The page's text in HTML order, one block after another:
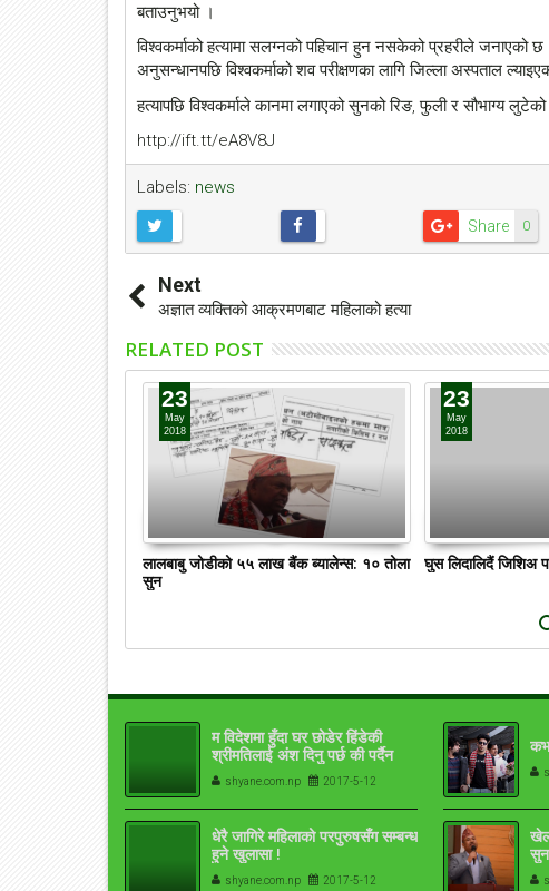
बताउनुभयो ।
विश्वकर्माको हत्यामा सलग्नको पहिचान हुन नसकेको प्रहरीले
अनुसन्धानपछि विश्वकर्माको शव परीक्षणका लागि जिल्ला अस्पताल
हत्यापछि विश्वकर्माले कानमा लगाएको सुनको रिङ, फुली र सौभाग्य
http://ift.tt/eA8V8J
Labels: news
0
Share
Next
अज्ञात व्यक्तिको आक्रमणबाट महिलाको हत्या
RELATED POST
23
May
2018
लालबाबु जोडीको ५५ लाख बैंक ब्यालेन्स: १० तोला
सुन
23
May
2018
घुस लिदालिदैं जिशिअ
म विदेशमा हुँदा घर छोडेर हिंडेकी
श्रीमतिलाई अंश दिनु पर्छ की पर्दैन
shyane.com.np 2017-5-12
धेरै जागिरे महिलाको परपुरुषसँग सम्बन्ध
हुने खुलासा !
shyane.com.np 2017-5-12
सुन